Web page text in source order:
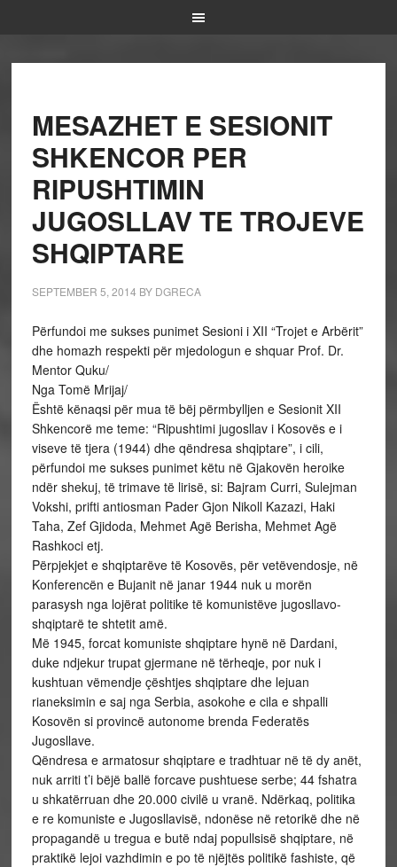
MESAZHET E SESIONIT
SHKENCOR PER
RIPUSHTIMIN
JUGOSLLAV TE TROJEVE
SHQIPTARE
SEPTEMBER 5, 2014 BY DGRECA
Përfundoi me sukses punimet Sesioni i XII “Trojet e Arbërit”
dhe homazh respekti për mjedologun e shquar Prof. Dr.
Mentor Quku/
Nga Tomë Mrijaj/
Është kënaqsi për mua të bëj përmbylljen e Sesionit XII
Shkencorë me teme: “Ripushtimi jugosllav i Kosovës e i
viseve të tjera (1944) dhe qëndresa shqiptare”, i cili,
përfundoi me sukses punimet këtu në Gjakovën heroike
ndër shekuj, të trimave të lirisë, si: Bajram Curri, Sulejman
Vokshi, prifti antiosman Pader Gjon Nikoll Kazazi, Haki
Taha, Zef Gjidoda, Mehmet Agë Berisha, Mehmet Agë
Rashkoci etj.
Përpjekjet e shqiptarëve të Kosovës, për vetëvendosje, në
Konferencën e Bujanit në janar 1944 nuk u morën
parasysh nga lojërat politike të komunistëve jugosllavo-
shqiptarë te shtetit amë.
Më 1945, forcat komuniste shqiptare hynë në Dardani,
duke ndjekur trupat gjermane në tërheqje, por nuk i
kushtuan vëmendje çështjes shqiptare dhe lejuan
rianeksimin e saj nga Serbia, asokohe e cila e shpalli
Kosovën si provincë autonome brenda Federatës
Jugosllave.
Qëndresa e armatosur shqiptare e tradhtuar në të dy anët,
nuk arriti t’i bëjë ballë forcave pushtuese serbe; 44 fshatra
u shkatërruan dhe 20.000 civilë u vranë. Ndërkaq, politika
e re komuniste e Jugosllavisë, ndonëse në retorikë dhe në
propagandë u tregua e butë ndaj popullsisë shqiptare, në
praktikë lejoi vazhdimin e po të njëjtës politikë fashiste, që